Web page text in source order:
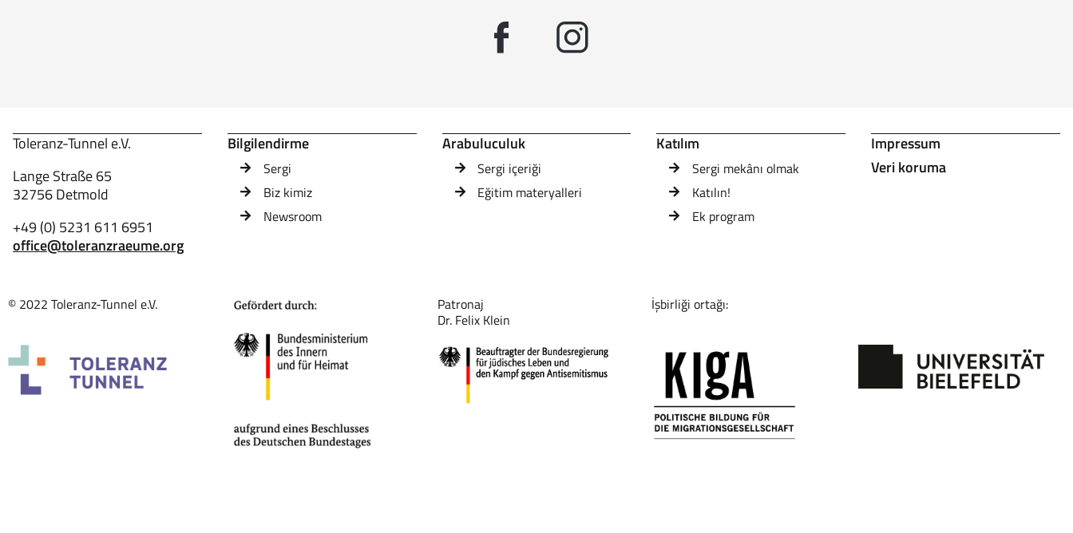
Toleranz-Tunnel e.V.
Lange Straße 65
32756 Detmold
+49 (0) 5231 611 6951
office@toleranzraeume.org
Bilgilendirme
Sergi
Biz kimiz
Newsroom
Arabuluculuk
Sergi içeriği
Eğitim materyalleri
Katılım
Sergi mekânı olmak
Katılın!
Ek program
Impressum
Veri koruma
© 2022 Toleranz-Tunnel e.V.
Patronaj
Dr. Felix Klein
İşbirliği ortağı: